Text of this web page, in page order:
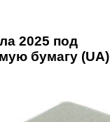
2025 под
бумагу (UA)